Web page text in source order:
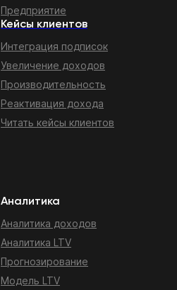
Предприятие
Кейсы клиентов
Интеграция подписок
Увеличение доходов
Производительность
Реактивация дохода
Читать кейсы клиентов
Аналитика
Аналитика доходов
Аналитика LTV
Прогнозирование
Модель LTV